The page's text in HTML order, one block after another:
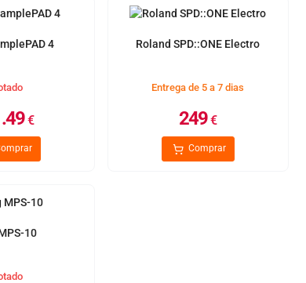
4
€
Roland SPD::ONE Electro
Entrega de 5 a 7 dias
249€
Comprar
10